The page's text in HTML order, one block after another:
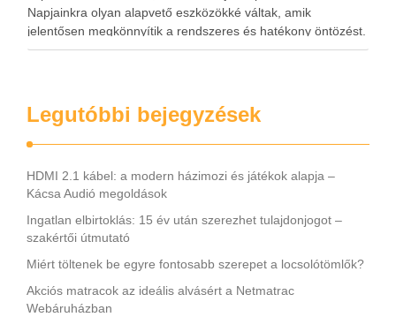
Napjainkra olyan alapvető eszközökké váltak, amik
jelentősen megkönnyítik a rendszeres és hatékony öntözést.
A megfelelő vízellátás nemcsak a növények fejlődésére van
Legutóbbi bejegyzések
HDMI 2.1 kábel: a modern házimozi és játékok alapja –
Kácsa Audió megoldások
Ingatlan elbirtoklás: 15 év után szerezhet tulajdonjogot –
szakértői útmutató
Miért töltenek be egyre fontosabb szerepet a locsolótömlők?
Akciós matracok az ideális alvásért a Netmatrac
Webáruházban